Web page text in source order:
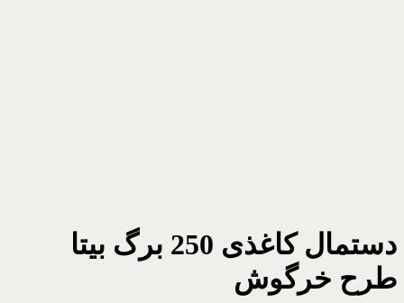
دستمال کاغذی 250 برگ بیتا
طرح خرگوش